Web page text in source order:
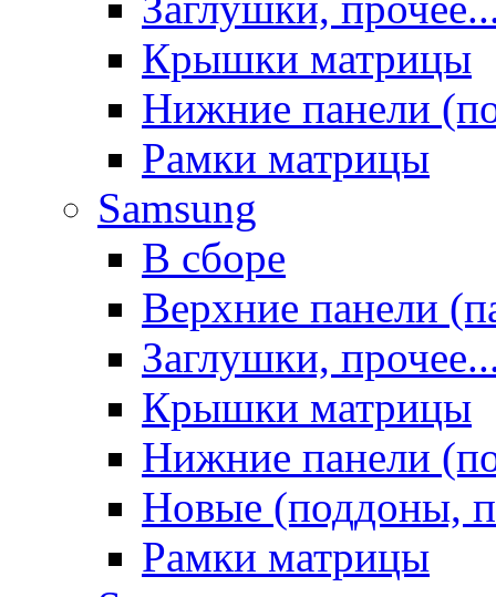
Крышки матрицы
Нижние панели
Рамки матрицы
Samsung
В сборе
Верхние панели
Заглушки,
Крышки матрицы
Нижние панели
Новые (поддоны,
Рамки матрицы